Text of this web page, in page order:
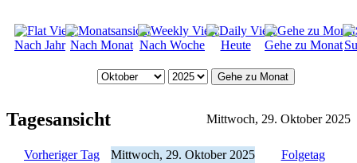
Nach Jahr Nach Monat Nach Woche Heute Gehe zu Monat
Gehe zu Monat
Tagesansicht Mittwoch, 29. Oktober 2025
Vorheriger Tag Mittwoch, 29. Oktober 2025 Folgetag